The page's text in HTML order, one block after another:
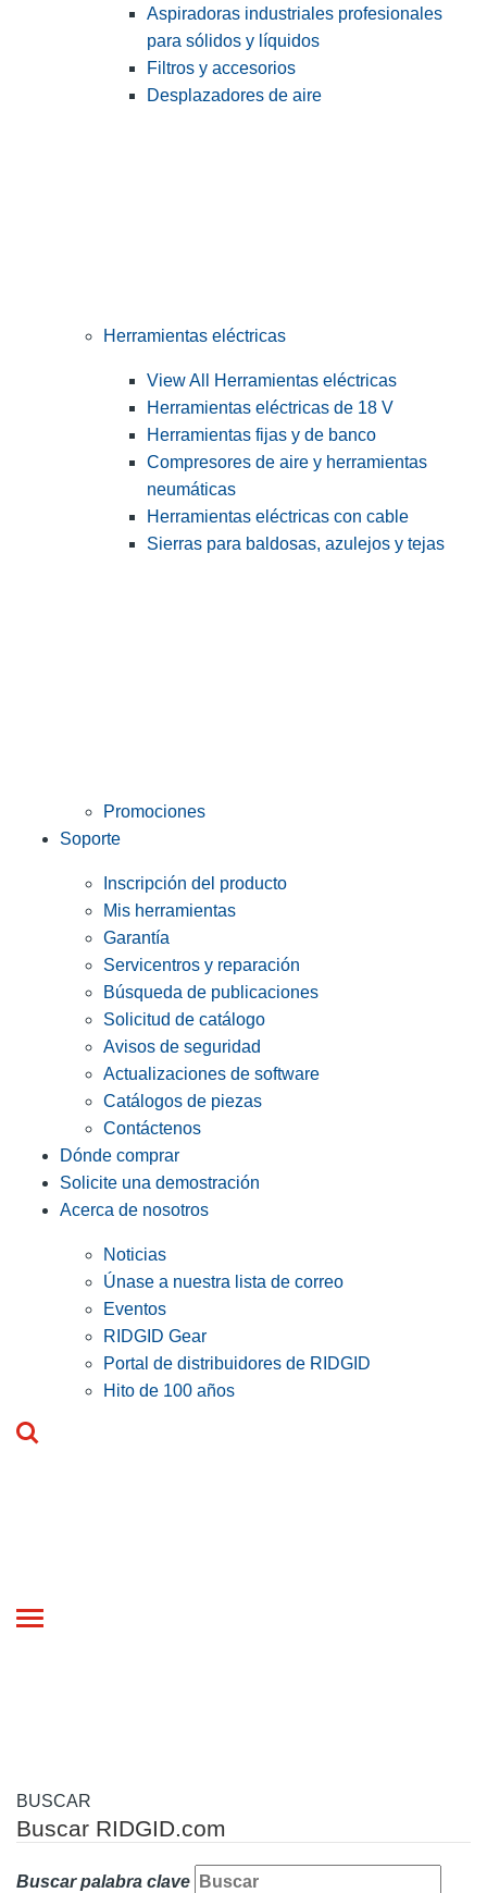
Aspiradoras industriales profesionales
para sólidos y líquidos
Filtros y accesorios
Desplazadores de aire
Herramientas eléctricas
View All Herramientas eléctricas
Herramientas eléctricas de 18 V
Herramientas fijas y de banco
Compresores de aire y herramientas
neumáticas
Herramientas eléctricas con cable
Sierras para baldosas, azulejos y tejas
Promociones
Soporte
Inscripción del producto
Mis herramientas
Garantía
Servicentros y reparación
Búsqueda de publicaciones
Solicitud de catálogo
Avisos de seguridad
Actualizaciones de software
Catálogos de piezas
Contáctenos
Dónde comprar
Solicite una demostración
Acerca de nosotros
Noticias
Únase a nuestra lista de correo
Eventos
RIDGID Gear
Portal de distribuidores de RIDGID
Hito de 100 años
Toggle
BUSCAR
Buscar RIDGID.com
Buscar palabra clave